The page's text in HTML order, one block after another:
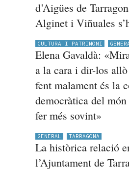
d’Aigües de
Alginet i Viñuales
CULTURA I PATRIMONI
Elena Gavaldà:
a la cara i dir-los allò
fent malament és la
democràtica del món
fer més sovint»
GENERAL TARRAGONA
La històrica relació
l’Ajuntament de